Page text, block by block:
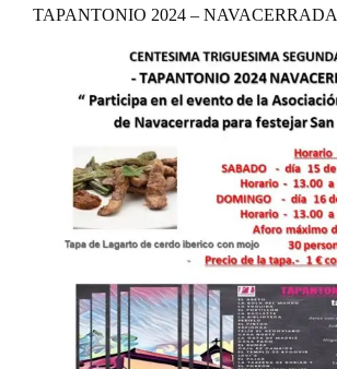
TAPANTONIO 2024 – NAVACERRADA